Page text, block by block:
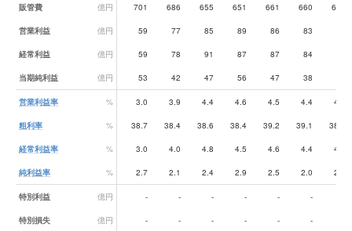
販管費 億円 701 686 655 651 661 660 680
営業利益 億円 59 77 85 89 86 83
経常利益 億円 59 78 91 87 87 84
当期純利益 億円 53 42 47 56 47 38
営業利益率 % 3.0 3.9 4.4 4.6 4.5 4.4 4.7
粗利率 % 38.7 38.4 38.6 38.4 39.2 39.1 38.9
経常利益率 % 3.0 4.0 4.8 4.5 4.6 4.4 4.8
純利益率 % 2.7 2.1 2.4 2.9 2.5 2.0 2.0
特別利益 億円 - - - - - -
特別損失 億円 - - - - - -